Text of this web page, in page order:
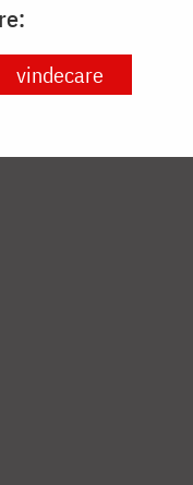
vindecare